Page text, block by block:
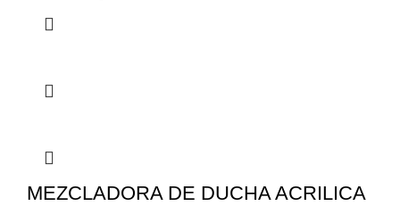
MEZCLADORA DE DUCHA ACRILICA